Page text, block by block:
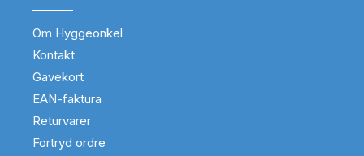
Om Hyggeonkel
Kontakt
Gavekort
EAN-faktura
Returvarer
Fortryd ordre